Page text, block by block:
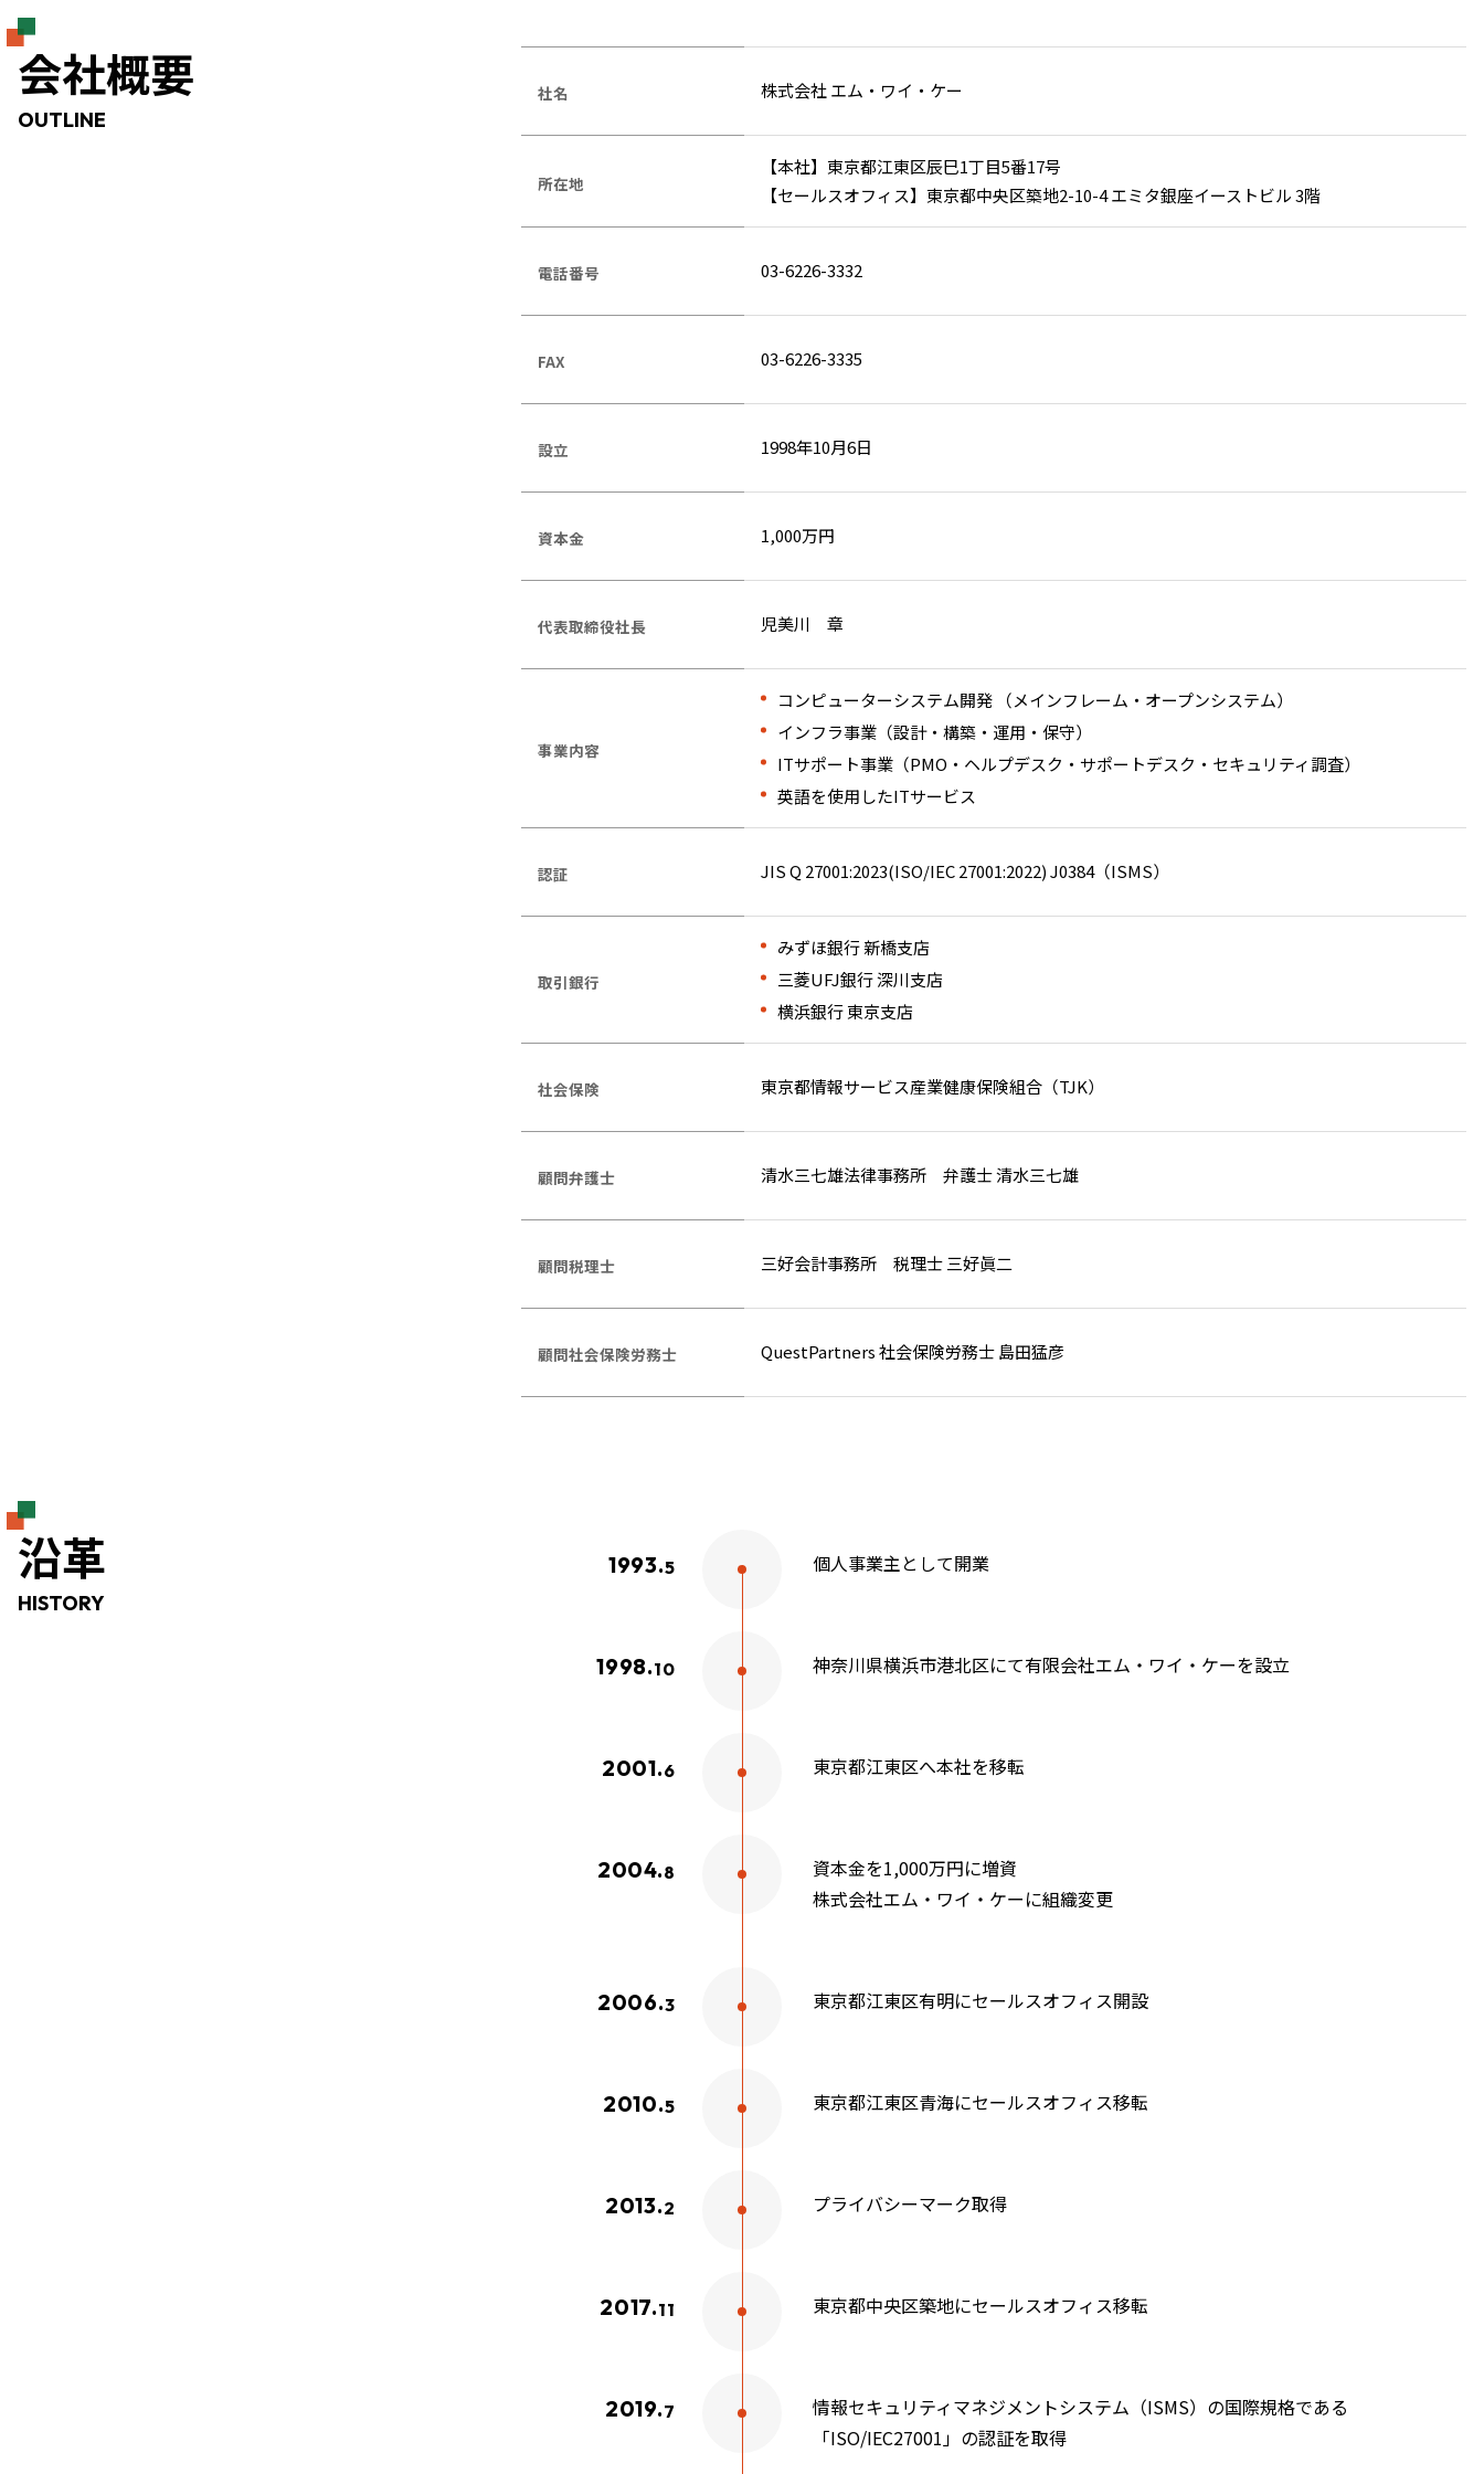
会社概要
OUTLINE
社名 株式会社 エム・ワイ・ケー
所在地
【本社】東京都江東区辰巳1丁目5番17号
【セールスオフィス】東京都中央区築地2-10-4 エミタ銀座イーストビル 3階
電話番号 03-6226-3332
FAX 03-6226-3335
設立 1998年10月6日
資本金 1,000万円
代表取締役社長 児美川 章
事業内容
コンピューターシステム開発 （メインフレーム・オープンシステム）
インフラ事業（設計・構築・運用・保守）
ITサポート事業（PMO・ヘルプデスク・サポートデスク・セキュリティ調査）
英語を使用したITサービス
認証 JIS Q 27001:2023(ISO/IEC 27001:2022) J0384（ISMS）
取引銀行
みずほ銀行 新橋支店
三菱UFJ銀行 深川支店
横浜銀行 東京支店
社会保険 東京都情報サービス産業健康保険組合（TJK）
顧問弁護士 清水三七雄法律事務所 弁護士 清水三七雄
顧問税理士 三好会計事務所 税理士 三好眞二
顧問社会保険労務士 QuestPartners 社会保険労務士 島田猛彦
沿革
HISTORY
1993.5 個人事業主として開業
1998.10 神奈川県横浜市港北区にて有限会社エム・ワイ・ケーを設立
2001.6 東京都江東区へ本社を移転
2004.8
資本金を1,000万円に増資
株式会社エム・ワイ・ケーに組織変更
2006.3 東京都江東区有明にセールスオフィス開設
2010.5 東京都江東区青海にセールスオフィス移転
2013.2 プライバシーマーク取得
2017.11 東京都中央区築地にセールスオフィス移転
2019.7
情報セキュリティマネジメントシステム（ISMS）の国際規格である
「ISO/IEC27001」の認証を取得